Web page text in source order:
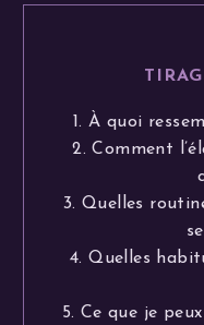
1. À quoi
2. Comment
3. Quelles
4. Quelles
5. Ce que je